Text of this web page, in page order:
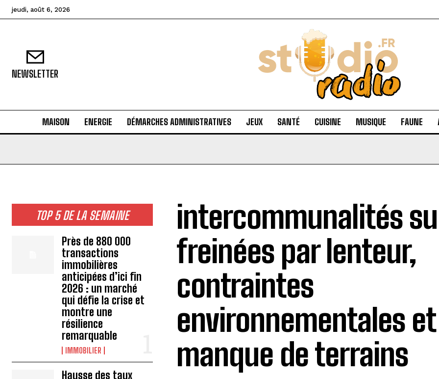
jeudi, août 6, 2026
NEWSLETTER
MAISON ENERGIE DÉMARCHES ADMINISTRATIVES JEUX SANTÉ CUISINE MUSIQUE FAUNE
TOP 5 DE LA SEMAINE
Près de 880 000
transactions
immobilières
anticipées d’ici fin
2026 : un marché
qui défie la crise et
montre une
résilience
remarquable
IMMOBILIER
Hausse des taux
intercommunalités
freinées par lenteur,
contraintes
environnementales et
manque de terrains